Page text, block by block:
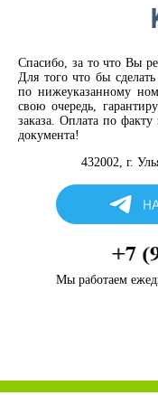
Спасибо, за то что Вы
Для того что бы
по нижеуказанному
свою очередь,
заказа. Оплата по
документа!
432002, г.
Мы работаем